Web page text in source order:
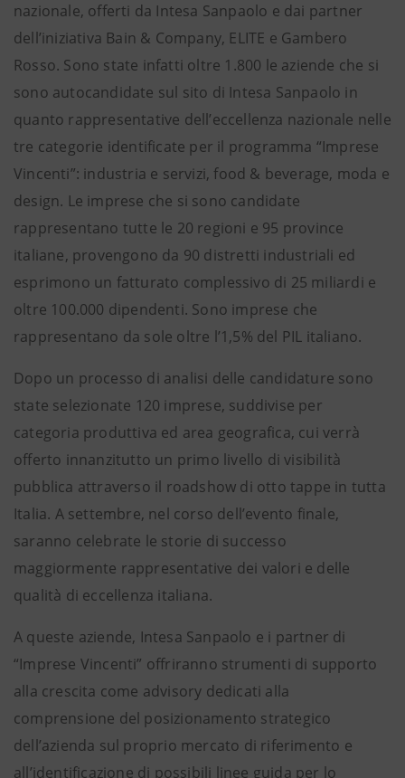
nazionale, offerti da Intesa Sanpaolo e dai partner
dell’iniziativa Bain & Company, ELITE e Gambero
Rosso. Sono state infatti oltre 1.800 le aziende che si
sono autocandidate sul sito di Intesa Sanpaolo in
quanto rappresentative dell’eccellenza nazionale nelle
tre categorie identificate per il programma “Imprese
Vincenti”: industria e servizi, food & beverage, moda e
design. Le imprese che si sono candidate
rappresentano tutte le 20 regioni e 95 province
italiane, provengono da 90 distretti industriali ed
esprimono un fatturato complessivo di 25 miliardi e
oltre 100.000 dipendenti. Sono imprese che
rappresentano da sole oltre l’1,5% del PIL italiano.
Dopo un processo di analisi delle candidature sono
state selezionate 120 imprese, suddivise per
categoria produttiva ed area geografica, cui verrà
offerto innanzitutto un primo livello di visibilità
pubblica attraverso il roadshow di otto tappe in tutta
Italia. A settembre, nel corso dell’evento finale,
saranno celebrate le storie di successo
maggiormente rappresentative dei valori e delle
qualità di eccellenza italiana.
A queste aziende, Intesa Sanpaolo e i partner di
“Imprese Vincenti” offriranno strumenti di supporto
alla crescita come advisory dedicati alla
comprensione del posizionamento strategico
dell’azienda sul proprio mercato di riferimento e
all’identificazione di possibili linee guida per lo